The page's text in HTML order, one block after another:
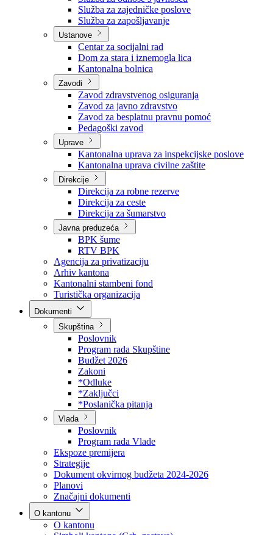
Službe
Služba za odnose s javnošću
Služba za zajedničke poslove
Služba za zapošljavanje
Ustanove
Centar za socijalni rad
Dom za stara i iznemogla lica
Kantonalna bolnica
Zavodi
Zavod zdravstvenog osiguranja
Zavod za javno zdravstvo
Zavod za besplatnu pravnu pomoć
Pedagoški zavod
Uprave
Kantonalna uprava za inspekcijske poslove
Kantonalna uprava civilne zaštite
Direkcije
Direkcija za robne rezerve
Direkcija za ceste
Direkcija za šumarstvo
Javna preduzeća
BPK šume
RTV BPK
Agencija za privatizaciju
Arhiv kantona
Kantonalni stambeni fond
Turistička organizacija
Skupština
Poslovnik
Program rada Skupštine
Budžet 2026
Zakoni
*Odluke
*Zaključci
*Poslanička pitanja
Vlada
Poslovnik
Program rada Vlade
Ekspoze premijera
Strategije
Dokument okvirnog budžeta 2024-2026
Planovi
Značajni dokumenti